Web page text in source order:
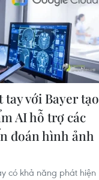
tay với Bayer tạo
AI hỗ trợ các
đoán hình ảnh
có khả năng phát hiện